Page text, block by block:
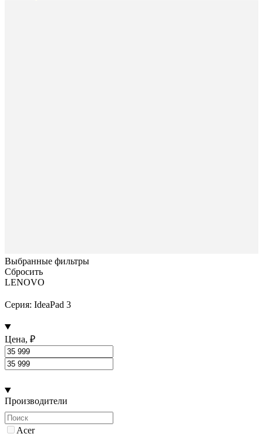
Выбранные фильтры
Сбросить
LENOVO
Серия: IdeaPad 3
Цена, ₽
Производители
Acer